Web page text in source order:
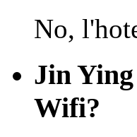
No,
Jin
Wifi?